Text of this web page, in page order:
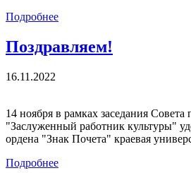
Подробнее
Поздравляем!
16.11.2022
14 ноября в рамках заседания
"Заслуженный работник культуры"
ордена "Знак Почета" краевая
Подробнее